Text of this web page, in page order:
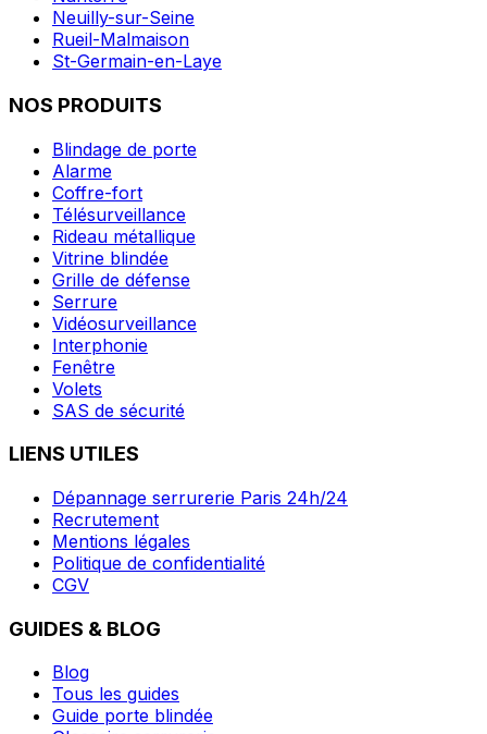
Neuilly-sur-Seine
Rueil-Malmaison
St-Germain-en-Laye
NOS PRODUITS
Blindage de porte
Alarme
Coffre-fort
Télésurveillance
Rideau métallique
Vitrine blindée
Grille de défense
Serrure
Vidéosurveillance
Interphonie
Fenêtre
Volets
SAS de sécurité
LIENS UTILES
Dépannage serrurerie Paris 24h/24
Recrutement
Mentions légales
Politique de confidentialité
CGV
GUIDES & BLOG
Blog
Tous les guides
Guide porte blindée